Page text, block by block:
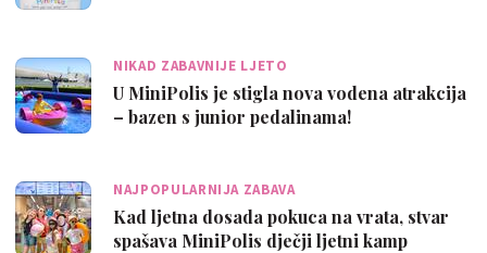
NIKAD ZABAVNIJE LJETO
U MiniPolis je stigla nova vodena atrakcija
– bazen s junior pedalinama!
NAJPOPULARNIJA ZABAVA
Kad ljetna dosada pokuca na vrata, stvar
spašava MiniPolis dječji ljetni kamp